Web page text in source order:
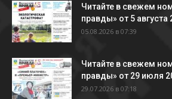
Читайте в свежем
правды» от 5 августа
05.08.2026 в 07:39
Читайте в свежем
правды» от 29 июля
29.07.2026 в 07:18